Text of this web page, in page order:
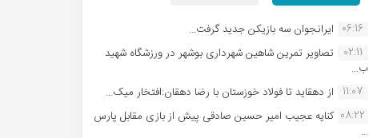
06:16 ایرانجوان سه بازیکن جدید گرفت...
02:11
تصاویر تمرین شاهین شهردارى بوشهر در ورزشگاه شهید
ب...
11:07 از دهقاید تا فولاد خوزستان با رضا دهقان:افتخار میک...
08:22 کنایه عجیب امیر حسین صادقی پیش از بازی مقابل پارس
...